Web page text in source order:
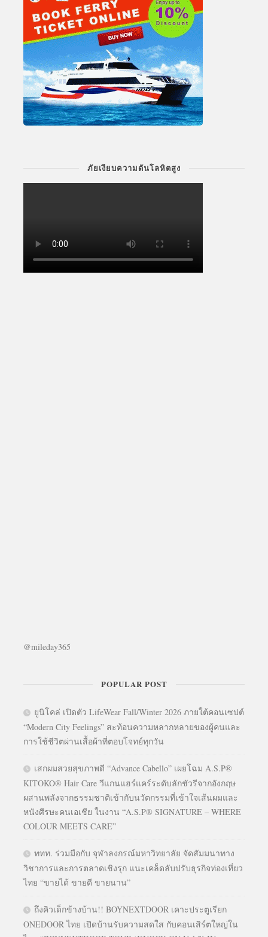
ภัยเงียบความดันโลหิตสูง
@mileday365
POPULAR POST
ยูนิโคล่ เปิดตัว LifeWear Fall/Winter 2026 ภายใต้คอนเซปต์
“Modern City Feelings” สะท้อนความหลากหลายของผู้คนและ
การใช้ชีวิตผ่านเสื้อผ้าที่ตอบโจทย์ทุกวัน
เสกผมสวยสุขภาพดี “Advance Cabello” เผยโฉม A.S.P®
KITOKO® Hair Care วีแกนแฮร์แคร์ระดับลักชัวรีจากอังกฤษ
ผสานพลังจากธรรมชาติเข้ากับนวัตกรรมที่เข้าใจเส้นผมและ
หนังศีรษะคนเอเชีย ในงาน “A.S.P® SIGNATURE – WHERE
COLOUR MEETS CARE”
ททท. ร่วมมือกับ จุฬาลงกรณ์มหาวิทยาลัย จัดสัมมนาทาง
วิชาการและการตลาดเชิงรุก แนะเคล็ดลับปรับธุรกิจท่องเที่ยว
ไทย “ขายได้ ขายดี ขายนาน”
ถึงคิวเด็กข้างบ้าน!! BOYNEXTDOOR เคาะประตูเรียก
ONEDOOR ไทย เปิดบ้านรับความสดใส กับคอนเสิร์ตใหญ่ใน